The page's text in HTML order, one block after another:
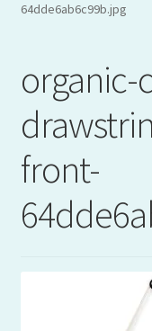
64dde6ab6c99b.jpg
organic-
front-